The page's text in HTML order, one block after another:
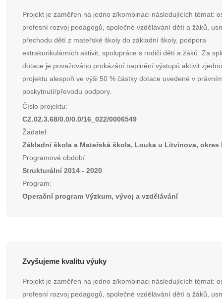
Projekt je zaměřen na jedno z/kombinaci následujících témat:
profesní rozvoj pedagogů, společné vzdělávání dětí a žáků,
přechodu dětí z mateřské školy do základní školy, podpora
extrakurikulárních aktivit, spolupráce s rodiči dětí a žáků. Za
dotace je považováno prokázání naplnění výstupů aktivit
projektu alespoň ve výši 50 % částky dotace uvedené v
poskytnutí/převodu podpory.
Číslo projektu:
CZ.02.3.68/0.0/0.0/16_022/0006549
Žadatel:
Základní škola a Mateřská škola, Louka u Litvínova, okres
Programové období:
Strukturální 2014 - 2020
Program:
Operační program Výzkum, vývoj a vzdělávání
Zvyšujeme kvalitu výuky
Projekt je zaměřen na jedno z/kombinaci následujících témat:
profesní rozvoj pedagogů, společné vzdělávání dětí a žáků,